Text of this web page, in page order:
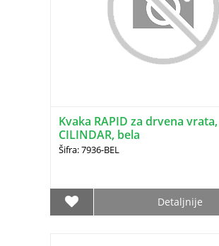
Kvaka RAPID za drvena vrata,
CILINDAR, bela
Šifra: 7936-BEL
Detaljnije